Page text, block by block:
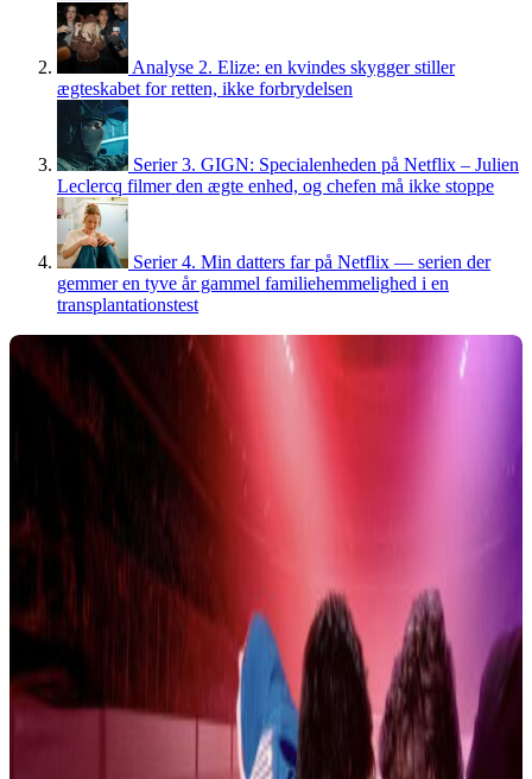
Analyse 2. Elize: en kvindes skygger stiller
ægteskabet for retten, ikke forbrydelsen
Serier 3. GIGN: Specialenheden på Netflix – Julien
Leclercq filmer den ægte enhed, og chefen må ikke stoppe
Serier 4. Min datters far på Netflix — serien der
gemmer en tyve år gammel familiehemmelighed i en
transplantationstest